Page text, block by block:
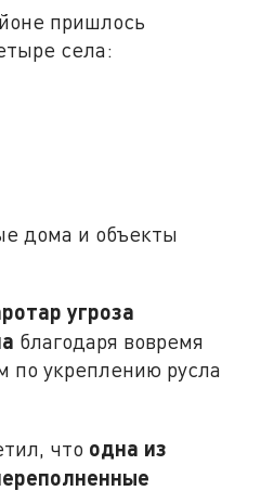
пришлось
села:
дома и объекты
угроза
благодаря вовремя
по укреплению русла
что одна из